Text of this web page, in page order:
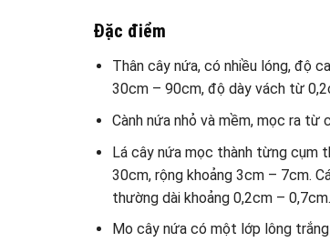
Đặc điểm
Thân cây nứa, có nhiều lóng, độ
30cm – 90cm, độ dày vách từ
Cành nứa nhỏ và mềm, mọc ra
Lá cây nứa mọc thành từng cụm
30cm, rộng khoảng 3cm – 7cm.
thường dài khoảng 0,2cm – 0,7cm.
Mo cây nứa có một lớp lông